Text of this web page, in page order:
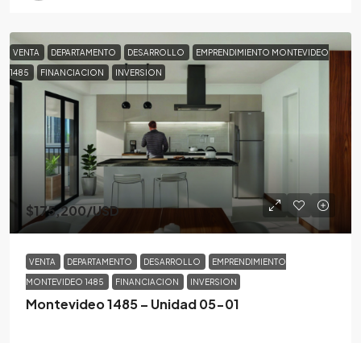
VENTA DEPARTAMENTO DESARROLLO EMPRENDIMIENTO MONTEVIDEO
1485 FINANCIACION INVERSION
$175,200/USD
VENTA DEPARTAMENTO DESARROLLO EMPRENDIMIENTO
MONTEVIDEO 1485 FINANCIACION INVERSION
Montevideo 1485 – Unidad 05-01